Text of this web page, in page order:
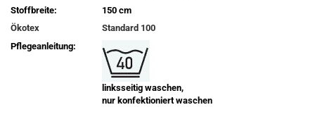
Stoffbreite:
150 cm
Ökotex
Standard 100
Pflegeanleitung:
linksseitig waschen,
nur konfektioniert waschen